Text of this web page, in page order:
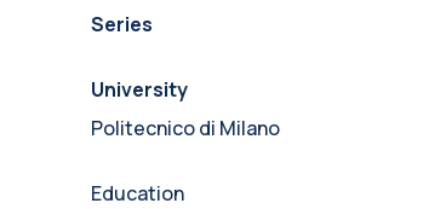
Series
University
Politecnico di Milano
Education